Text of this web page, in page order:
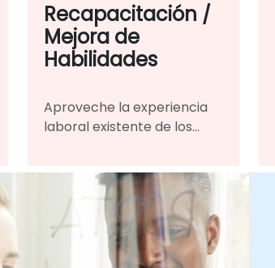
Recapacitación /
Mejora de
Habilidades
Aproveche la experiencia
laboral existente de los
y conocimientos necesarios
para el cambio